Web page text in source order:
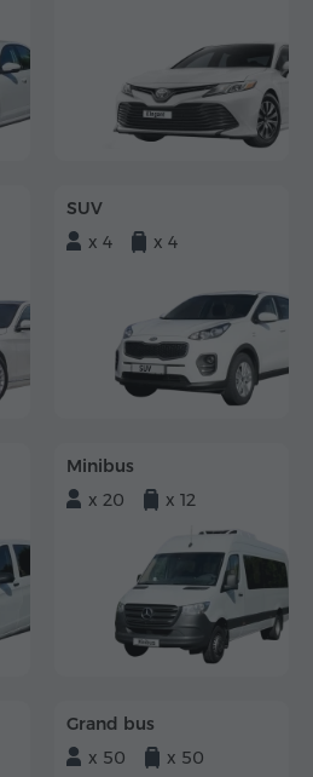
SUV
x 4
x 4
Minibus
x 20
x 12
Grand bus
x 50
x 50